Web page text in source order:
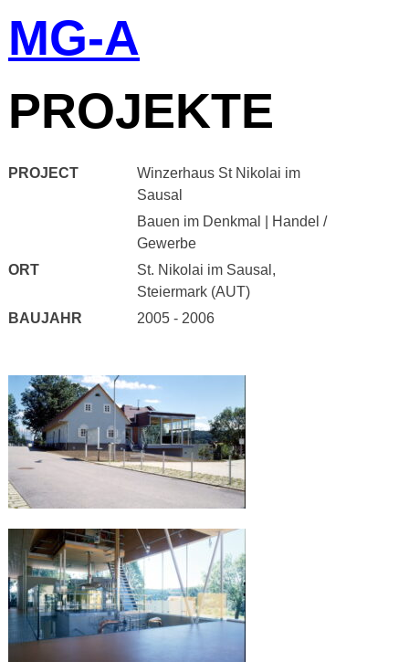
Skip
MG-A
PROJEKTE
PROJECT
Winzerhaus St Nikolai im
Sausal
Bauen im Denkmal
Handel /
Gewerbe
ORT
St. Nikolai im Sausal,
Steiermark (AUT)
BAUJAHR
2005 - 2006